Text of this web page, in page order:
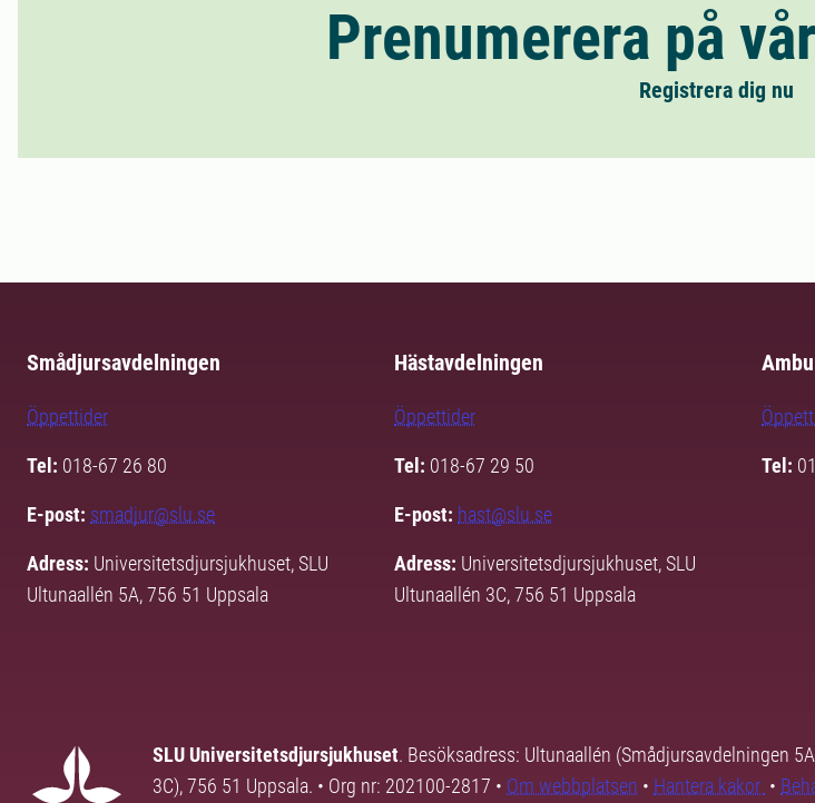
Prenumerera på
Registrera dig nu
Smådjursavdelningen
Öppettider
Tel: 018-67 26 80
E-post: smadjur@slu.se
Adress: Universitetsdjursjukhuset, SLU
Ultunaallén 5A, 756 51 Uppsala
Hästavdelningen
Öppettider
Tel: 018-67 29 50
E-post: hast@slu.se
Adress: Universitetsdjursjukhuset, SLU
Ultunaallén 3C, 756 51 Uppsala
Tel:
SLU Universitetsdjursjukhuset. Besöksadress: Ultunaallén (Smådjursavdelningen
3C), 756 51 Uppsala. • Org nr: 202100-2817 • Om webbplatsen • Hantera kakor •